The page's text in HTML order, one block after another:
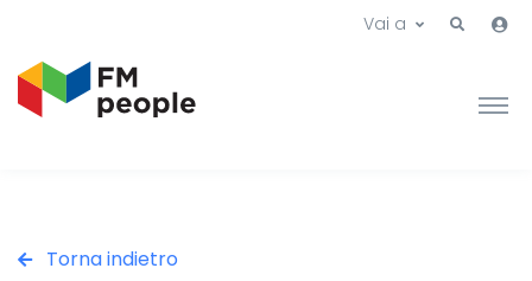
Vai a
Torna indietro